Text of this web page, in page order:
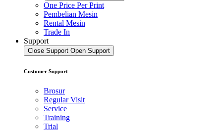
One Price Per Print
Pembelian Mesin
Rental Mesin
Trade In
Support
Close Support Open Support
Customer Support
Brosur
Regular Visit
Service
Training
Trial